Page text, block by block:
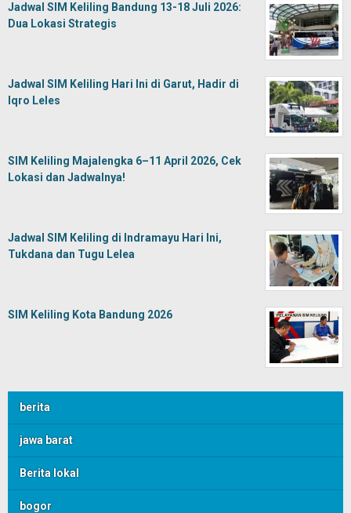
Jadwal SIM Keliling Bandung 13-18 Juli 2026:
Dua Lokasi Strategis
Jadwal SIM Keliling Hari Ini di Garut, Hadir di
Iqro Leles
SIM Keliling Majalengka 6–11 April 2026, Cek
Lokasi dan Jadwalnya!
Jadwal SIM Keliling di Indramayu Hari Ini,
Tukdana dan Tugu Lelea
SIM Keliling Kota Bandung 2026
berita
jawa barat
Berita lokal
bogor